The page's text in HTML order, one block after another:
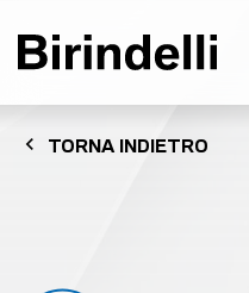
chevron_left TORNA INDIETRO